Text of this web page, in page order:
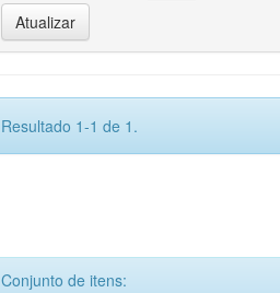
Resultado 1-1 de 1.
Conjunto de itens: